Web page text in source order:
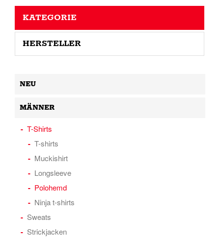
KATEGORIE
HERSTELLER
NEU
MÄNNER
T-Shirts
T-shirts
Muckishirt
Longsleeve
Polohemd
Ninja t-shirts
Sweats
Strickjacken